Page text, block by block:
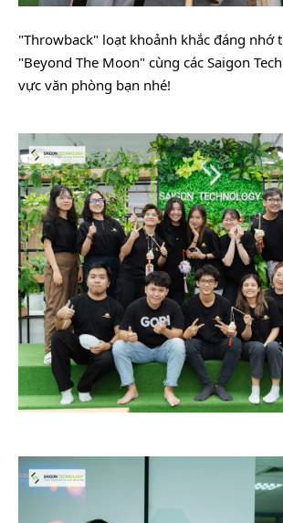
"Throwback" loạt khoảnh khắc đáng nhớ
"Beyond The Moon" cùng các Saigon
vực văn phòng bạn nhé!